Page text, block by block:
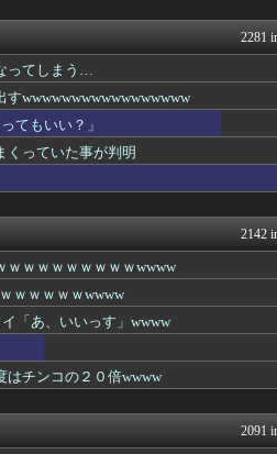
童貞を煽ってしまう...
なんJミ
ｗｗｗｗｗｗｗｗ...
削除される
が過去最多ペース “...
哲学ニ
スコー
ガチギレ←これｗ...
」
筋肉速報
がその講師と浮気し...
いたし
キニ速
ゴール
まとめ
よくわかんない...
コノユ
ｗ
うしみ
2281
ってしまう…
wwwwwwwwwwwwwwwww
てもいい？」
くっていた事が判明
2142
ｗｗｗｗｗｗｗｗｗwwww
ｗｗｗｗｗwwww
「あ、いいっす」wwww
チンコの２０倍wwww
2091